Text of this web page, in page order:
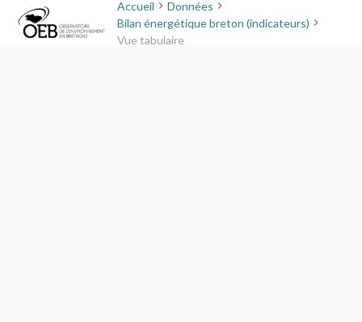
Accueil
Données
Bilan énergétique breton (indicateurs)
Vue tabulaire